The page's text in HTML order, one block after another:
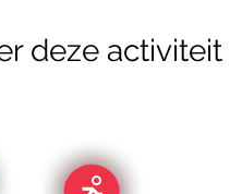
deze activiteit